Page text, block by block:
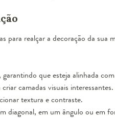
para realçar a decoração da sua
que esteja alinhada
camadas visuais
textura e contraste.
diagonal, em um ângulo ou em